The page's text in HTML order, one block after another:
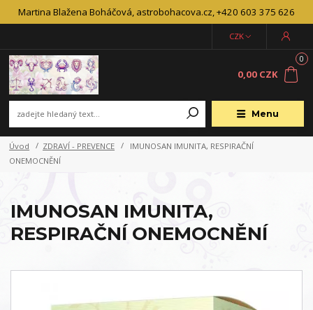
Martina Blažena Boháčová, astrobohacova.cz, +420 603 375 626
Menu
CZK
0
0,00 CZK
Úvod ZDRAVÍ - PREVENCE
IMUNOSAN IMUNITA, RESPIRAČNÍ
ONEMOCNĚNÍ
IMUNOSAN IMUNITA,
RESPIRAČNÍ ONEMOCNĚNÍ